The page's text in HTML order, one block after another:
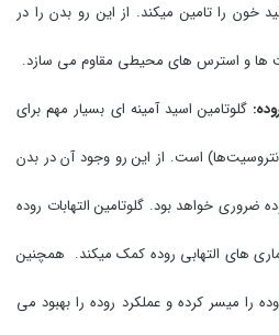
خون را تامین میکند. از این رو بدن را در
ها و استرس های محیطی مقاوم می سازد.
گلوتامین اسید آمینه ای بسیار مهم برای
است. از این رو وجود آن در بدن
ضروری خواهد بود. گلوتامین التهابات روده
های التهابی روده کمک میکند. همچنین
را میسر کرده و عملکرد روده را بهبود می